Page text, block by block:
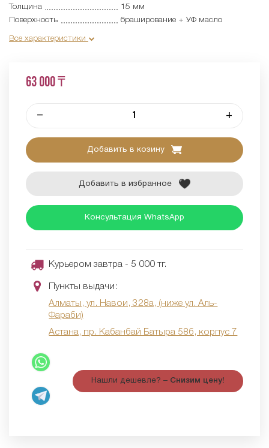
Толщина
15 мм
Поверхность
браширование + УФ масло
Все характеристики
63 000 ₸
– +
Добавить в козину
Добавить в избранное
Консультация WhatsApp
Курьером завтра - 5 000 тг.
Пункты выдачи:
Алматы, ул. Навои, 328а, (ниже ул. Аль-
Фараби)
Астана, пр. Кабанбай Батыра 58б, корпус 7
Нашли дешевле? – Снизим цену!